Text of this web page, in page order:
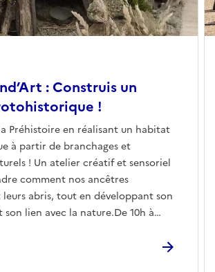
: Construis un
!
Préhistoire en réalisant un habitat
à partir de branchages et
! Un atelier créatif et sensoriel
comment nos ancêtres
abris, tout en développant son
lien avec la nature.De 10h à